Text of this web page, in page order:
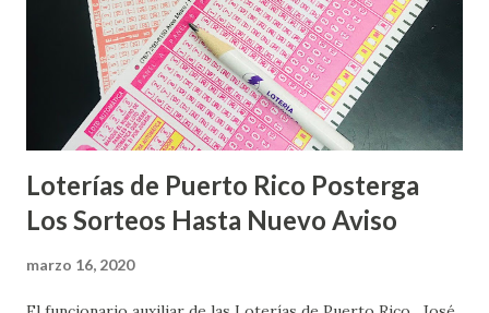
Loterías de Puerto Rico Posterga
Los Sorteos Hasta Nuevo Aviso
marzo 16, 2020